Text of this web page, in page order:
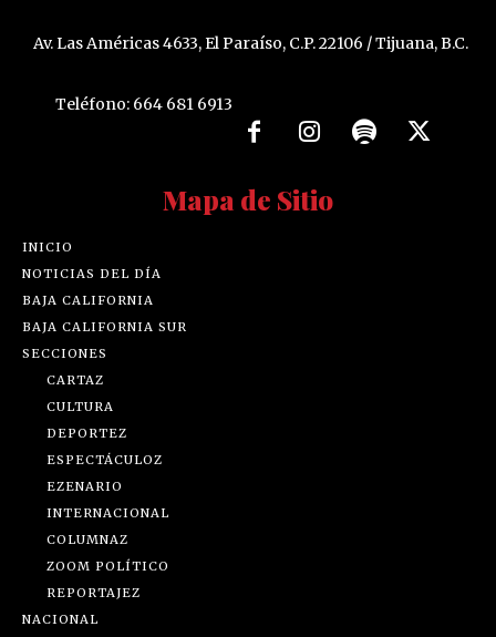
Av. Las Américas 4633, El Paraíso, C.P. 22106 / Tijuana, B.C.
Teléfono: 664 681 6913
Mapa de Sitio
INICIO
NOTICIAS DEL DÍA
BAJA CALIFORNIA
BAJA CALIFORNIA SUR
SECCIONES
CARTAZ
CULTURA
DEPORTEZ
ESPECTÁCULOZ
EZENARIO
INTERNACIONAL
COLUMNAZ
ZOOM POLÍTICO
REPORTAJEZ
NACIONAL